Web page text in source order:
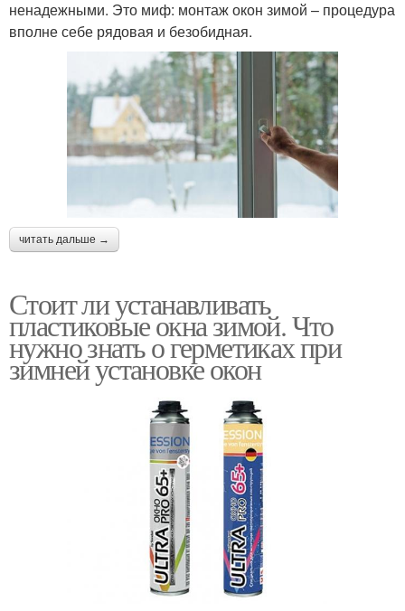
ненадежными. Это миф: монтаж окон зимой – процедура
вполне себе рядовая и безобидная.
читать дальше →
Стоит ли устанавливать
пластиковые окна зимой. Что
нужно знать о герметиках при
зимней установке окон